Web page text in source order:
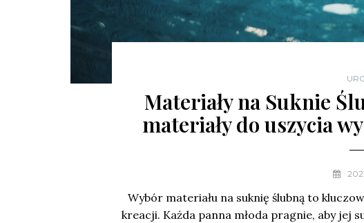
Materiały na Suknie
materiały do uszycia
Wybór materiału na suknię ślubną to
kreacji. Każda panna młoda pragnie, aby jej